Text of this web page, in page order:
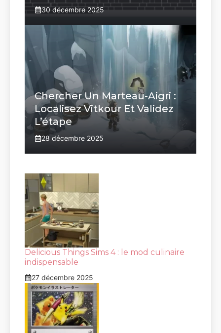
30 décembre 2025
Chercher Un Marteau-Aigri :
Localisez Vitkour Et Validez
L’étape
28 décembre 2025
Delicious Things Sims 4 : le mod culinaire
indispensable
27 décembre 2025